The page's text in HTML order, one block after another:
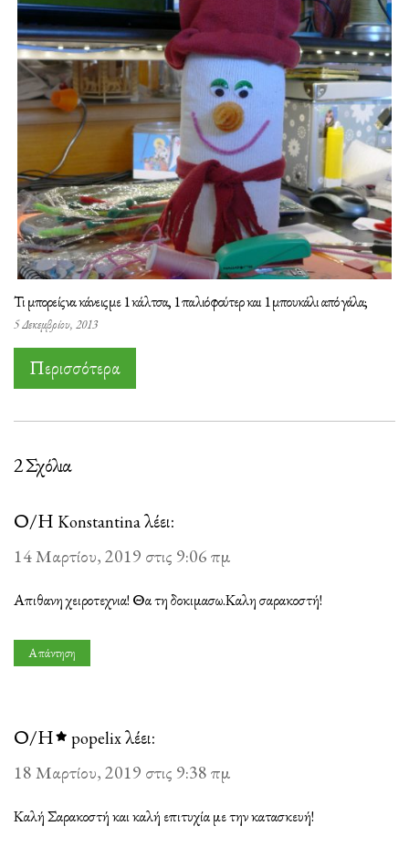
Τι μπορείς να κάνεις με 1 κάλτσα, 1 παλιό φούτερ και 1 μπουκάλι από γάλα;
5 Δεκεμβρίου, 2013
Περισσότερα
2 Σχόλια
Ο/Η Konstantinaλέει:
14 Μαρτίου, 2019 στις 9:06 πμ
Απιθανη χειροτεχνια! Θα τη δοκιμασω.Καλη σαρακοστή!
Απάντηση
Ο/Η popelixλέει:
18 Μαρτίου, 2019 στις 9:38 πμ
Καλή Σαρακοστή και καλή επιτυχία με την κατασκευή!